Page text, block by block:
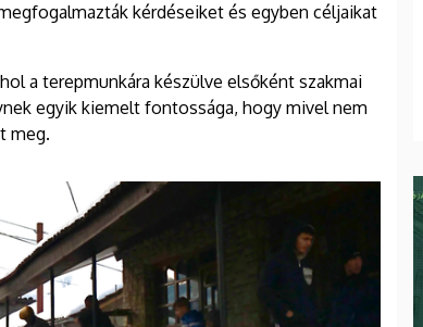
kérdéseiket és egyben céljaikat
a terepmunkára készülve elsőként szakmai
egyik kiemelt fontossága, hogy mivel nem
meg.